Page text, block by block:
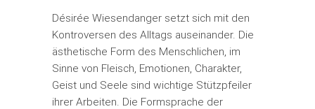
Désirée Wiesendanger setzt sich mit den
Kontroversen des Alltags auseinander. Die
ästhetische Form des Menschlichen, im
Sinne von Fleisch, Emotionen, Charakter,
Geist und Seele sind wichtige Stützpfeiler
ihrer Arbeiten. Die Formsprache der